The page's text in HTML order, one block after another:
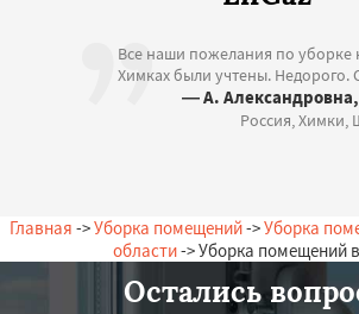
Все наши пожелания по уборке
Химках были учтены. Недорого.
— А.
Россия, Химки,
Главная ->Уборка помещений->Уборка
области-> Уборка помещений
Остались